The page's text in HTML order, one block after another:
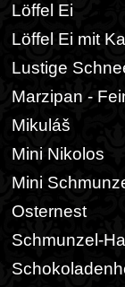
Löffel Ei
Löffel Ei mit
Lustige
Marzipan -
Mikuláš
Mini Nikolos
Mini
Osternest
Schmunzel-